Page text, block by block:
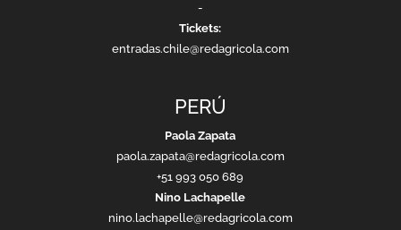
-
Tickets:
entradas.chile@redagricola.com
PERÚ
Paola Zapata
paola.zapata@redagricola.com
+51 993 050 689
Nino Lachapelle
nino.lachapelle@redagricola.com